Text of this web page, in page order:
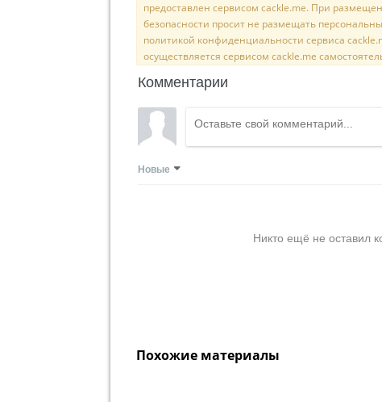
предоставлен сервисом cackle.me. При
безопасности просит не размещать
политикой конфиденциальности сервиса
осуществляется сервисом cackle.me
Комментарии
Новые
Никто ещё не оставил
Похожие материалы